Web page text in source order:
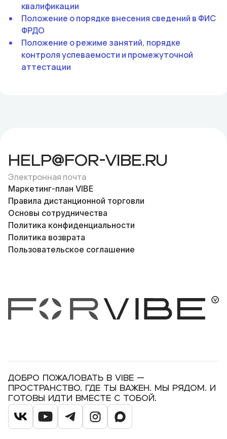
квалификации
Положение о порядке внесения сведений в ФИС
ФРДО
Положение о режиме занятий, порядке
контроля успеваемости и промежуточной
аттестации
help@for-vibe.ru
Электронная почта
Маркетинг-план VIBE
Правила дистанционной торговли
Основы сотрудничества
Политика конфиденциальности
Политика возврата
Пользовательское соглашение
Добро пожаловать в VIBE —
пространство, где ты важен. Мы рядом. И
готовы идти вместе с тобой.